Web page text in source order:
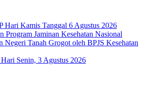
Hari Kamis Tanggal 6 Agustus 2026
Program Jaminan Kesehatan Nasional
Negeri Tanah Grogot oleh BPJS Kesehatan
Senin, 3 Agustus 2026